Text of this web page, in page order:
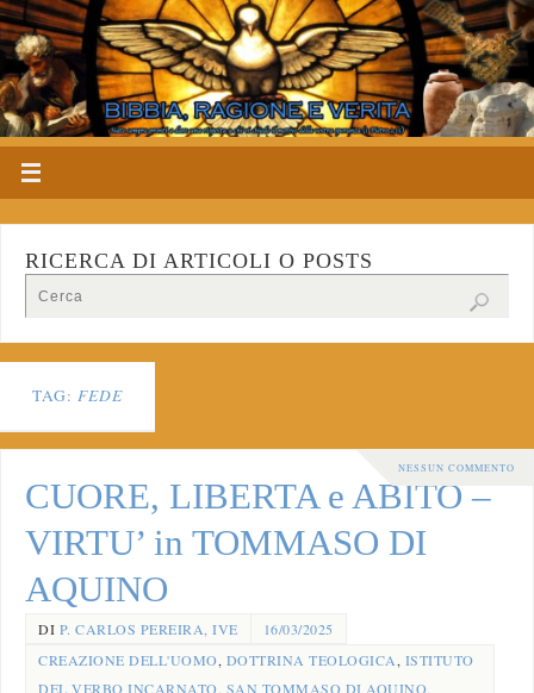
RICERCA DI ARTICOLI O POSTS
TAG: FEDE
NESSUN COMMENTO
CUORE, LIBERTA e ABITO –
VIRTU’ in TOMMASO DI
AQUINO
DI P. CARLOS PEREIRA, IVE
16/03/2025
CREAZIONE DELL'UOMO, DOTTRINA TEOLOGICA, ISTITUTO
DEL VERBO INCARNATO, SAN TOMMASO DI AQUINO,